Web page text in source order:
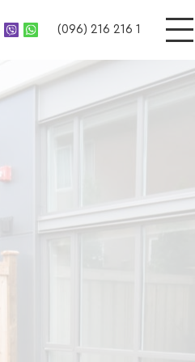
(096) 216 216 1
паркани
паркові меблі
модерн
лофт